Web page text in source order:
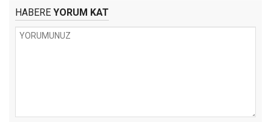
HABERE YORUM KAT